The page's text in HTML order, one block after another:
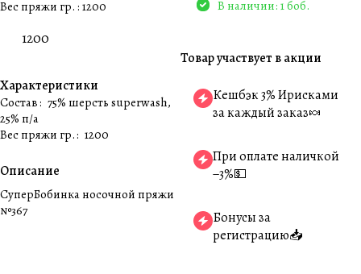
Вес пряжи гр. : 1200
1200
Характеристики
Состав: 75% шерсть superwash,
25% п/а
Вес пряжи гр.: 1200
Описание
СуперБобинка носочной пряжи
№367
В наличии: 1 боб.
Товар участвует в акции
Кешбэк 3% Ирисками
за каждый заказ🍬
При оплате наличкой
−3%💵
Бонусы за
регистрацию📥